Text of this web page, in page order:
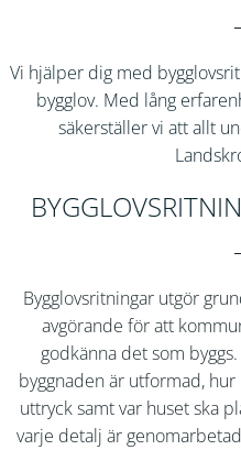
Vi hjälper dig med
bygglov. Med lång
säkerställer vi att allt
Bygglovsritningar utgör
avgörande för att
godkänna det som
byggnaden är utformad,
uttryck samt var huset ska
varje detalj är